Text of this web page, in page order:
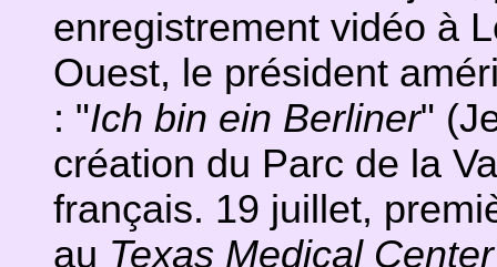
enregistrement vidéo à
Ouest, le président
: "Ich bin ein Berliner"
création du Parc de la
français. 19 juillet,
au Texas Medical Center